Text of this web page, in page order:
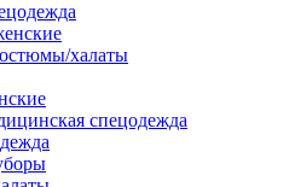
халаты
спецодежда